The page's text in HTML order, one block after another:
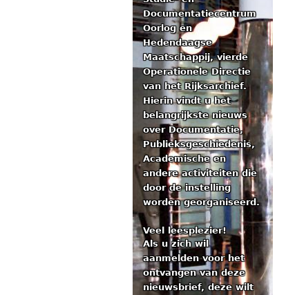
Documentatiecentrum
Oorlog en
Hedendaagse
Maatschappij, vierde
Operationele Directie
van het Rijksarchief.
Hierin vindt u het
belangrijkste nieuws
over Documentatie,
Publieksgeschiedenis,
Academische en
andere activiteiten die
door de instelling
worden georganiseerd.
Veel leesplezier!
Als u zich wil
aanmelden voor het
ontvangen van deze
nieuwsbrief, deze wilt